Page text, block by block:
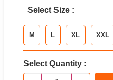
Select Size :
M L XL XXL
Select Quantity :